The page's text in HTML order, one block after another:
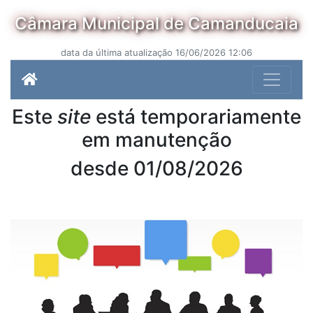
Câmara Municipal de Camanducaia
data da última atualização 16/06/2026 12:06
Este site está temporariamente
em manutenção
desde 01/08/2026